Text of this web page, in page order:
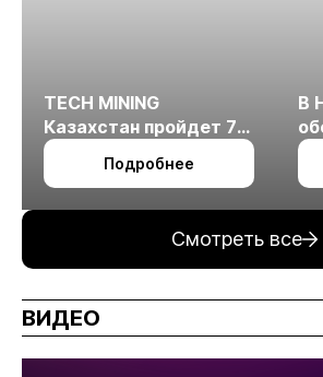
TECH MINING
Казахстан пройдет 7
октября в Алматы
Подробнее
В
Смотреть все
ВИДЕО